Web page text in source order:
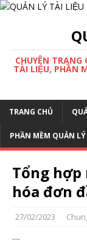
CHUYÊN
TÀI LIỆU, PHẦN
TRANG CHỦ
PHẦN MỀM QUẢN
Tổng
hóa đơn
27/02/2023